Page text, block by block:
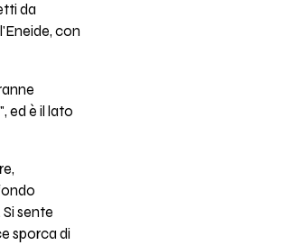
da
con
ed è il lato
sente
sporca di